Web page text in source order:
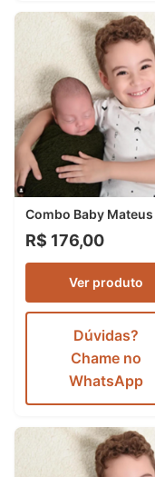
Combo Baby Mateus
R$ 176,00
Ver produto
Dúvidas?
Chame no
WhatsApp